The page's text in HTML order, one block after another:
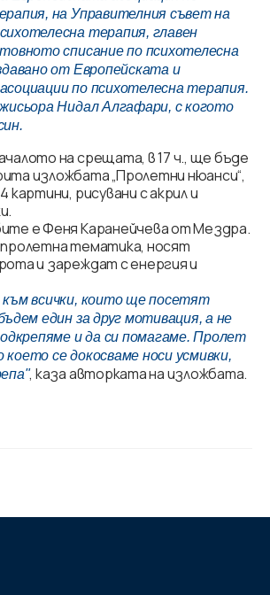
на Управителния съвет на
терапия, главен
списание по психотелесна
от Европейската и
по психотелесна терапия.
Нидал Алгафари, с когото
на срещата, в 17 ч., ще бъде
изложбата „Пролетни нюанси“,
картини, рисувани с акрил и
е Феня Каранейчева от Мездра.
тематика, носят
и зареждат с енергия и
всички, които ще посетят
един за друг мотивация, а не
и да си помагаме. Пролет
което се докосваме носи усмивки,
, каза авторката на изложбата.